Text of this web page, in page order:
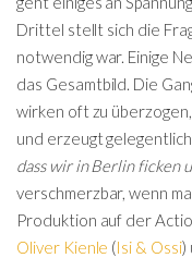
Drittel stellt sich die
notwendig war. Einige
das Gesamtbild. Die
wirken oft zu
und erzeugt
dass wir in Berlin ficken
verschmerzbar, wenn
Produktion auf der
Oliver Kienle (Isi & Ossi)